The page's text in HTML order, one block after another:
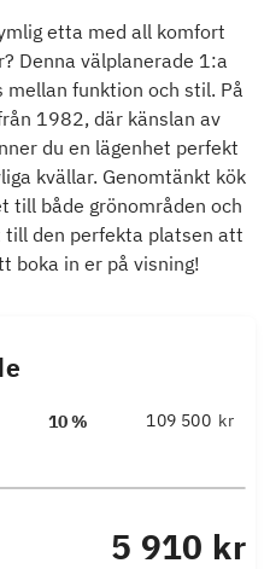
etta med all komfort
Denna välplanerade 1:a
funktion och stil. På
1982, där känslan av
du en lägenhet perfekt
kvällar. Genomtänkt kök
till både grönområden och
till den perfekta platsen att
boka in er på visning!
10 % kr
5 910 kr